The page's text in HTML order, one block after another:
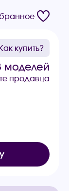
купить?
моделей
продавца